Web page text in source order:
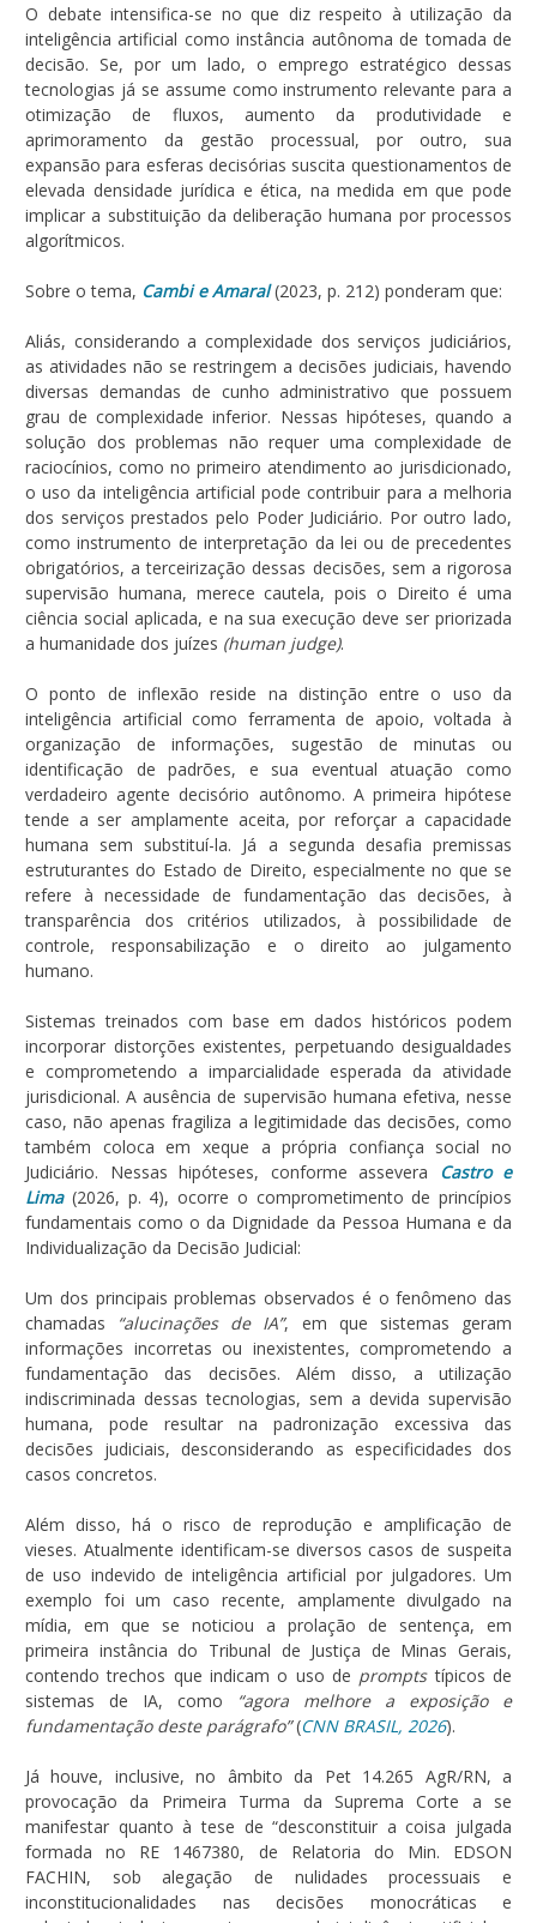
O debate intensifica-se no que diz respeito à utilização da
inteligência artificial como instância autônoma de tomada de
decisão. Se, por um lado, o emprego estratégico dessas
tecnologias já se assume como instrumento relevante para a
otimização de fluxos, aumento da produtividade e
aprimoramento da gestão processual, por outro, sua
expansão para esferas decisórias suscita questionamentos de
elevada densidade jurídica e ética, na medida em que pode
implicar a substituição da deliberação humana por processos
algorítmicos.
Sobre o tema, Cambi e Amaral(2023, p. 212) ponderam que:
Aliás, considerando a complexidade dos serviços judiciários,
as atividades não se restringem a decisões judiciais, havendo
diversas demandas de cunho administrativo que possuem
grau de complexidade inferior. Nessas hipóteses, quando a
solução dos problemas não requer uma complexidade de
raciocínios, como no primeiro atendimento ao jurisdicionado,
o uso da inteligência artificial pode contribuir para a melhoria
dos serviços prestados pelo Poder Judiciário. Por outro lado,
como instrumento de interpretação da lei ou de precedentes
obrigatórios, a terceirização dessas decisões, sem a rigorosa
supervisão humana, merece cautela, pois o Direito é uma
ciência social aplicada, e na sua execução deve ser priorizada
a humanidade dos juízes (human judge).
O ponto de inflexão reside na distinção entre o uso da
inteligência artificial como ferramenta de apoio, voltada à
organização de informações, sugestão de minutas ou
identificação de padrões, e sua eventual atuação como
verdadeiro agente decisório autônomo. A primeira hipótese
tende a ser amplamente aceita, por reforçar a capacidade
humana sem substituí-la. Já a segunda desafia premissas
estruturantes do Estado de Direito, especialmente no que se
refere à necessidade de fundamentação das decisões, à
transparência dos critérios utilizados, à possibilidade de
controle, responsabilização e o direito ao julgamento
humano.
Sistemas treinados com base em dados históricos podem
incorporar distorções existentes, perpetuando desigualdades
e comprometendo a imparcialidade esperada da atividade
jurisdicional. A ausência de supervisão humana efetiva, nesse
caso, não apenas fragiliza a legitimidade das decisões, como
também coloca em xeque a própria confiança social no
Judiciário. Nessas hipóteses, conforme assevera Castro e
Lima(2026, p. 4), ocorre o comprometimento de princípios
fundamentais como o da Dignidade da Pessoa Humana e da
Individualização da Decisão Judicial:
Um dos principais problemas observados é o fenômeno das
chamadas “alucinações de IA”, em que sistemas geram
informações incorretas ou inexistentes, comprometendo a
fundamentação das decisões. Além disso, a utilização
indiscriminada dessas tecnologias, sem a devida supervisão
humana, pode resultar na padronização excessiva das
decisões judiciais, desconsiderando as especificidades dos
casos concretos.
Além disso, há o risco de reprodução e amplificação de
vieses. Atualmente identificam-se diversos casos de suspeita
de uso indevido de inteligência artificial por julgadores. Um
exemplo foi um caso recente, amplamente divulgado na
mídia, em que se noticiou a prolação de sentença, em
primeira instância do Tribunal de Justiça de Minas Gerais,
contendo trechos que indicam o uso de promptstípicos de
sistemas de IA, como
“agora melhore a exposição e
fundamentação deste parágrafo”(CNN BRASIL, 2026).
Já houve, inclusive, no âmbito da Pet 14.265 AgR/RN, a
provocação da Primeira Turma da Suprema Corte a se
manifestar quanto à tese de “desconstituir a coisa julgada
formada no RE 1467380, de Relatoria do Min. EDSON
FACHIN, sob alegação de nulidades processuais e
inconstitucionalidades nas decisões monocráticas e